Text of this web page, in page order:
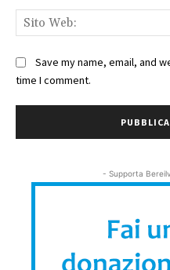
Save my name, email, and
time I comment.
- Supporta